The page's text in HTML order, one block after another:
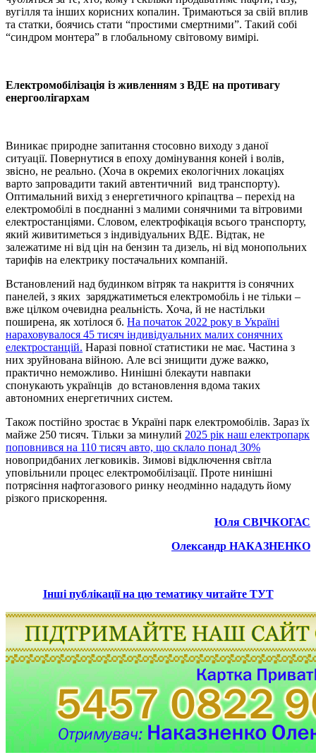
вугілля та інших корисних копалин. Тримаються за свій вплив
та статки, боячись стати “простими смертними”. Такий собі
“синдром монтера” в глобальному світовому вимірі.
Електромобілізація із живленням з ВДЕ на противагу
енергоолігархам
Виникає природне запитання стосовно виходу з даної
ситуації. Повернутися в епоху домінування коней і волів,
звісно, не реально. (Хоча в окремих екологічних локаціях
варто запровадити такий автентичний вид транспорту).
Оптимальний вихід з енергетичного кріпацтва – перехід на
електромобілі в поєднанні з малими сонячними та вітровими
електростанціями. Словом, електрофікація всього транспорту,
який живитиметься з індивідуальних ВДЕ. Відтак, не
залежатиме ні від цін на бензин та дизель, ні від монопольних
тарифів на електрику постачальних компаній.
Встановлений над будинком вітряк та накриття із сонячних
панелей, з яких заряджатиметься електромобіль і не тільки –
вже цілком очевидна реальність. Хоча, й не настільки
поширена, як хотілося б. На початок 2022 року в Україні
нараховувалося 45 тисяч індивідуальних малих сонячних
електростанцій. Наразі повної статистики не має. Частина з
них зруйнована війною. Але всі знищити дуже важко,
практично неможливо. Нинішні блекаути навпаки
спонукають українців до встановлення вдома таких
автономних енергетичних систем.
Також постійно зростає в Україні парк електромобілів. Зараз їх
майже 250 тисяч. Тільки за минулий 2025 рік наш електропарк
поповнився на 110 тисяч авто, що склало понад 30%
новопридбаних легковиків. Зимові відключення світла
уповільнили процес електромобілізації. Проте нинішні
потрясіння нафтогазового ринку неодмінно нададуть йому
різкого прискорення.
Юля СВІЧКОГАС
Олександр НАКАЗНЕНКО
Інші публікації на цю тематику читайте ТУТ